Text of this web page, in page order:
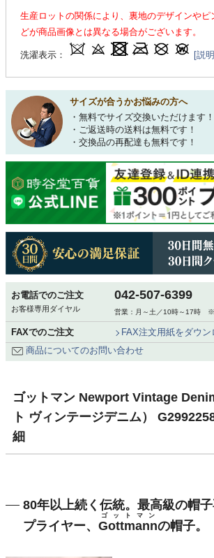
生産ロットの関係により、裏地のデザインやピ
どが商品画像とは異なる場合がございます。
洗濯表示： [説
サイズが合うかお悩みの方へ
・無料でサイズ交換いただけます！
・ご返送時の送料は無料です！
・交換品の再配達も無料です！
お電話でのご注文
お客様専用ダイヤル
042-507-6399
営業：月～土／10時～17時 ※
FAXでのご注文
FAX注文用紙をダウン
商品についてのお問い合わせ
ゴットマン Newport Vintage
ト ヴィンテージデニム）
細
80年以上続く伝統。最高級の帽
プライヤー、 Gottmann
ゴットマン
の帽子。